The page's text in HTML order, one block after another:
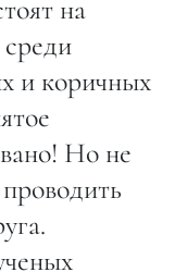
на
среди
и коричных
Но не